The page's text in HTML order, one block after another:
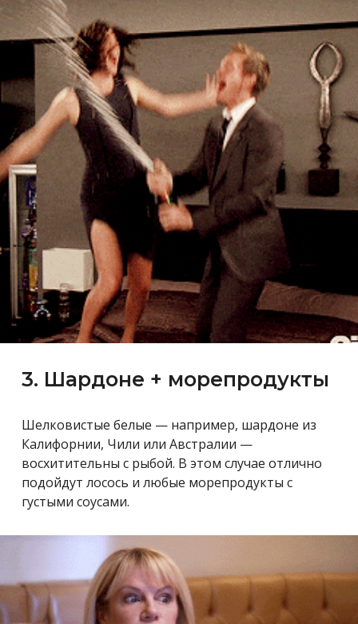
3. Шардоне + морепродукты
Шелковистые белые — например, шардоне из
Калифорнии, Чили или Австралии —
восхитительны с рыбой. В этом случае отлично
подойдут лосось и любые морепродукты c
густыми соусами.